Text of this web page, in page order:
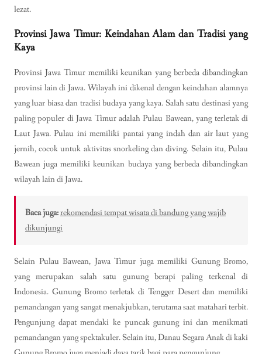
lezat.
Provinsi Jawa Timur: Keindahan Alam dan Tradisi yang
Kaya
Provinsi Jawa Timur memiliki keunikan yang berbeda dibandingkan
provinsi lain di Jawa. Wilayah ini dikenal dengan keindahan alamnya
yang luar biasa dan tradisi budaya yang kaya. Salah satu destinasi yang
paling populer di Jawa Timur adalah Pulau Bawean, yang terletak di
Laut Jawa. Pulau ini memiliki pantai yang indah dan air laut yang
jernih, cocok untuk aktivitas snorkeling dan diving. Selain itu, Pulau
Bawean juga memiliki keunikan budaya yang berbeda dibandingkan
wilayah lain di Jawa.
Baca juga:rekomendasi tempat wisata di bandung yang wajib
dikunjungi
Selain Pulau Bawean, Jawa Timur juga memiliki Gunung Bromo,
yang merupakan salah satu gunung berapi paling terkenal di
Indonesia. Gunung Bromo terletak di Tengger Desert dan memiliki
pemandangan yang sangat menakjubkan, terutama saat matahari terbit.
Pengunjung dapat mendaki ke puncak gunung ini dan menikmati
pemandangan yang spektakuler. Selain itu, Danau Segara Anak di kaki